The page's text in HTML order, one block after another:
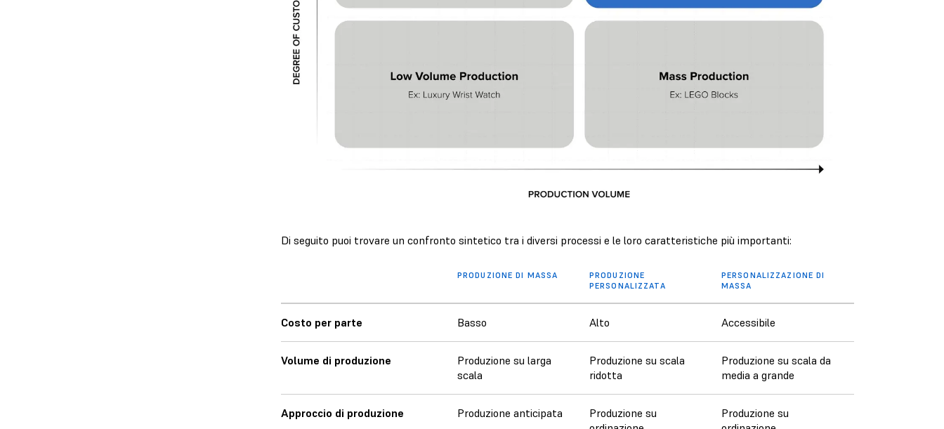
Di seguito puoi trovare un confronto sintetico tra i diversi processi e le loro caratteristiche più importanti:
PRODUZIONE DI MASSA
PRODUZIONE
PERSONALIZZATA
PERSONALIZZAZIONE DI
MASSA
Costo per parte Basso Alto Accessibile
Volume di produzione
Produzione su larga
scala
Produzione su scala
ridotta
Produzione su scala da
media a grande
Approccio di produzione Produzione anticipata
Produzione su
Produzione su